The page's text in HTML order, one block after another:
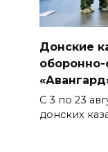
Донские
оборонно-
С 3 по 23
донских